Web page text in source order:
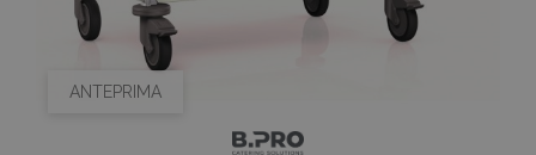
ANTEPRIMA